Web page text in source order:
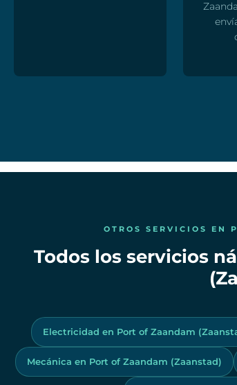
OTROS SERVICIOS EN
Todos los servicios
Electricidad en Port of Zaandam
Mecánica en Port of Zaandam (Zaanstad)